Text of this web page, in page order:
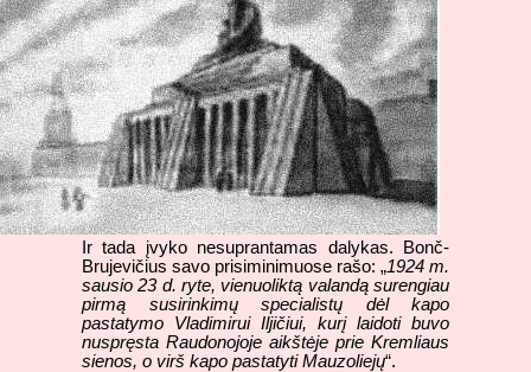
Ir tada įvyko nesuprantamas dalykas. Bonč-
Brujevičius savo prisiminimuose rašo: „1924 m.
sausio 23 d. ryte, vienuoliktą valandą surengiau
pirmą susirinkimų specialistų dėl kapo
pastatymo Vladimirui Iljičiui, kurį laidoti buvo
nuspręsta Raudonojoje aikštėje prie Kremliaus
sienos, o virš kapo pastatyti Mauzoliejų“.